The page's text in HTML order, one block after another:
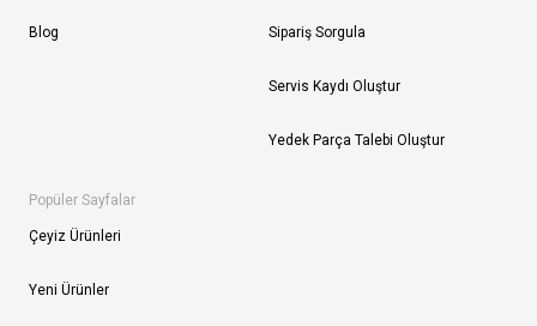
Blog Sipariş Sorgula
Servis Kaydı Oluştur
Yedek Parça Talebi Oluştur
Popüler Sayfalar
Çeyiz Ürünleri
Yeni Ürünler